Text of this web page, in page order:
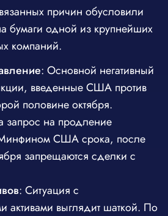
причин обусловили
бумаги одной из крупнейших
компаний.
: Основной негативный
введенные США против
половине октября.
запрос на продление
Минфином США срока, после
запрещаются сделки с
: Ситуация с
выглядит шаткой. По